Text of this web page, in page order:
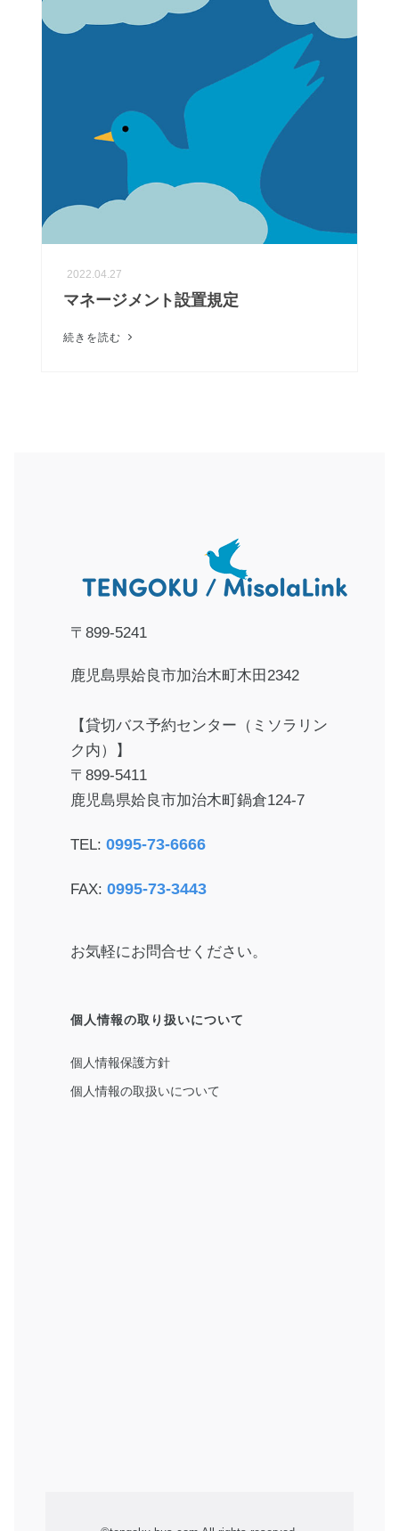
2022.04.27
マネージメント設置規定
続きを読む
〒899-5241
鹿児島県姶良市加治木町木田2342
【貸切バス予約センター（ミソラリン
ク内）】
〒899-5411
鹿児島県姶良市加治木町鍋倉124-7
TEL: 0995-73-6666
FAX: 0995-73-3443
お気軽にお問合せください。
個人情報の取り扱いについて
個人情報保護方針
個人情報の取扱いについて